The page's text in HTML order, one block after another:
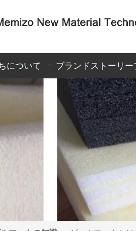
について ブランドストーリー